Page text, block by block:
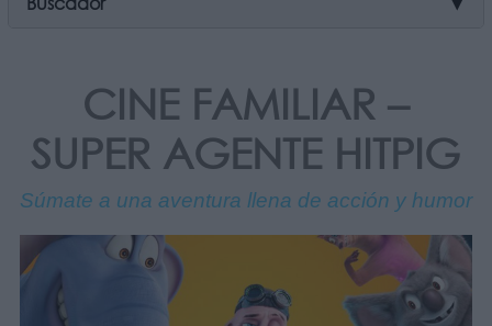
CINE FAMILIAR –
SUPER AGENTE HITPIG
Súmate a una aventura llena de acción y humor